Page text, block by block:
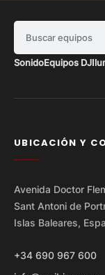
SonidoEquipos DJ
UBICACIÓN Y
Avenida Doctor
Sant Antoni de
Islas Baleares,
+34 690 967 600